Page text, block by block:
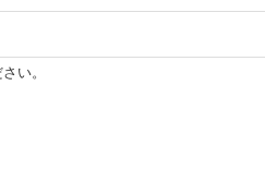
い。